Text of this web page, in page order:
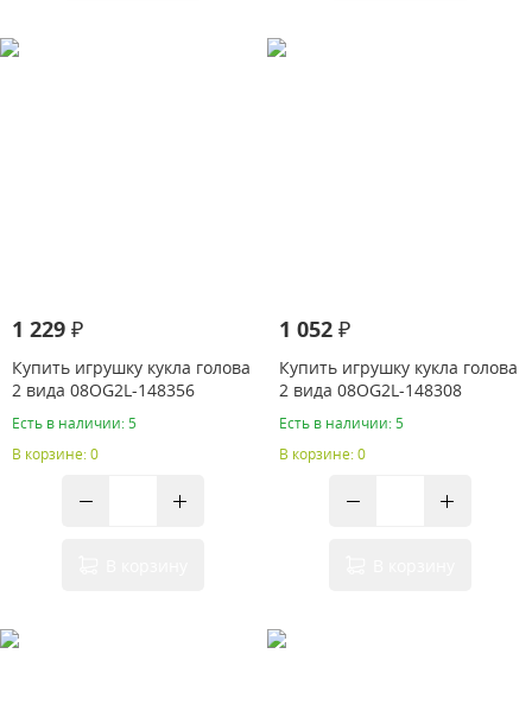
1 229 ₽
Купить игрушку кукла голова
2 вида 08OG2L-148356
Есть в наличии: 5
В корзине: 0
1 052 ₽
Купить игрушку кукла голова
2 вида 08OG2L-148308
Есть в наличии: 5
В корзине: 0